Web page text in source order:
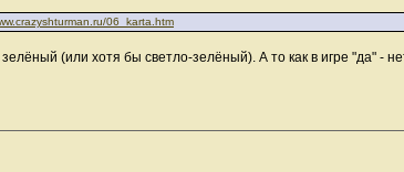
06_karta.htm
(или хотя бы светло-зелёный). А то как в игре "да" -